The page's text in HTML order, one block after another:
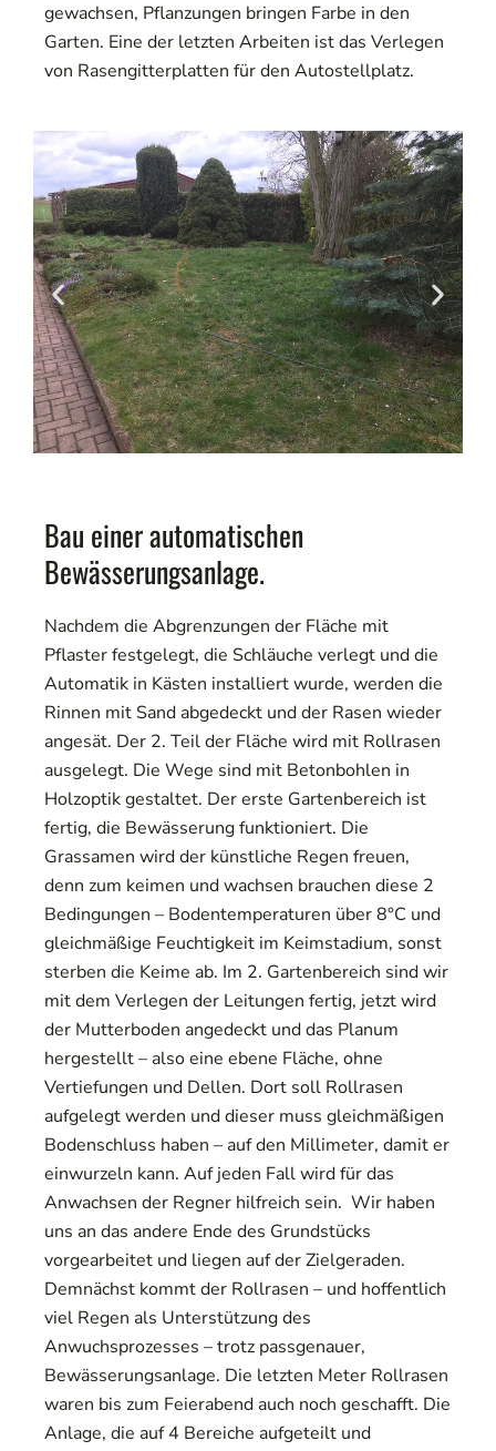
gewachsen, Pflanzungen bringen Farbe in den
Garten. Eine der letzten Arbeiten ist das Verlegen
von Rasengitterplatten für den Autostellplatz.
Bau einer automatischen
Bewässerungsanlage.
Nachdem die Abgrenzungen der Fläche mit
Pflaster festgelegt, die Schläuche verlegt und die
Automatik in Kästen installiert wurde, werden die
Rinnen mit Sand abgedeckt und der Rasen wieder
angesät. Der 2. Teil der Fläche wird mit Rollrasen
ausgelegt. Die Wege sind mit Betonbohlen in
Holzoptik gestaltet. Der erste Gartenbereich ist
fertig, die Bewässerung funktioniert. Die
Grassamen wird der künstliche Regen freuen,
denn zum keimen und wachsen brauchen diese 2
Bedingungen – Bodentemperaturen über 8°C und
gleichmäßige Feuchtigkeit im Keimstadium, sonst
sterben die Keime ab. Im 2. Gartenbereich sind wir
mit dem Verlegen der Leitungen fertig, jetzt wird
der Mutterboden angedeckt und das Planum
hergestellt – also eine ebene Fläche, ohne
Vertiefungen und Dellen. Dort soll Rollrasen
aufgelegt werden und dieser muss gleichmäßigen
Bodenschluss haben – auf den Millimeter, damit er
einwurzeln kann. Auf jeden Fall wird für das
Anwachsen der Regner hilfreich sein. Wir haben
uns an das andere Ende des Grundstücks
vorgearbeitet und liegen auf der Zielgeraden.
Demnächst kommt der Rollrasen – und hoffentlich
viel Regen als Unterstützung des
Anwuchsprozesses – trotz passgenauer,
Bewässerungsanlage. Die letzten Meter Rollrasen
waren bis zum Feierabend auch noch geschafft. Die
Anlage, die auf 4 Bereiche aufgeteilt und